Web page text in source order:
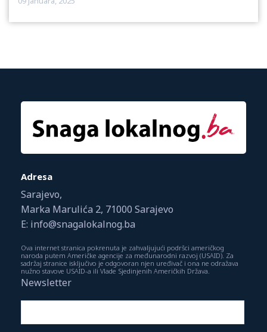
Adresa
Sarajevo,
Marka Marulića 2, 71000 Sarajevo
E: info@snagalokalnog.ba
Ova internet stranica pokrenuta je zahvaljujući podršci američkog
naroda putem Američke agencije za međunarodni razvoj (USAID). Za
sadržaj stranice isključivo je odgovoran njen uređivač i ona ne odražava
nužno stavove USAID-a ili Vlade Sjedinjenih Američkih Država.
Newsletter